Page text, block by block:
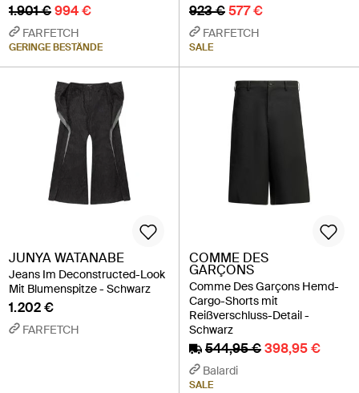
1.901 €994 €
FARFETCH
GERINGE BESTÄNDE
923 €577 €
FARFETCH
SALE
JUNYA WATANABE
Jeans Im Deconstructed-Look
Mit Blumenspitze - Schwarz
1.202 €
FARFETCH
COMME DES
GARÇONS
Comme Des Garçons Hemd-
Cargo-Shorts mit
Reißverschluss-Detail -
Schwarz
544,95 €398,95 €
Balardi
SALE